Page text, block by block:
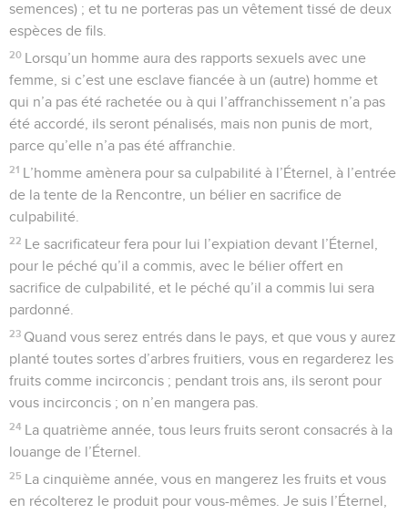
semences) ; et tu ne porteras pas un vêtement tissé de deux
espèces de fils.
20 Lorsqu’un homme aura des rapports sexuels avec une
femme, si c’est une esclave fiancée à un (autre) homme et
qui n’a pas été rachetée ou à qui l’affranchissement n’a pas
été accordé, ils seront pénalisés, mais non punis de mort,
parce qu’elle n’a pas été affranchie.
21 L’homme amènera pour sa culpabilité à l’Éternel, à l’entrée
de la tente de la Rencontre, un bélier en sacrifice de
culpabilité.
22 Le sacrificateur fera pour lui l’expiation devant l’Éternel,
pour le péché qu’il a commis, avec le bélier offert en
sacrifice de culpabilité, et le péché qu’il a commis lui sera
pardonné.
23 Quand vous serez entrés dans le pays, et que vous y aurez
planté toutes sortes d’arbres fruitiers, vous en regarderez les
fruits comme incirconcis ; pendant trois ans, ils seront pour
vous incirconcis ; on n’en mangera pas.
24 La quatrième année, tous leurs fruits seront consacrés à la
louange de l’Éternel.
25 La cinquième année, vous en mangerez les fruits et vous
en récolterez le produit pour vous-mêmes. Je suis l’Éternel,